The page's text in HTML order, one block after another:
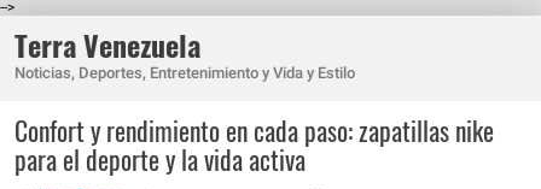
-->
Terra Venezuela
Noticias, Deportes, Entretenimiento y Vida y Estilo
Confort y rendimiento en cada paso: zapatillas nike
para el deporte y la vida activa